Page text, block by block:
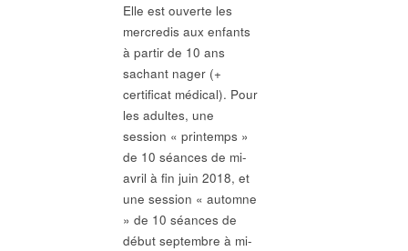
Elle est ouverte les
mercredis aux enfants
à partir de 10 ans
sachant nager (+
certificat médical). Pour
les adultes, une
session « printemps »
de 10 séances de mi-
avril à fin juin 2018, et
une session « automne
» de 10 séances de
début septembre à mi-